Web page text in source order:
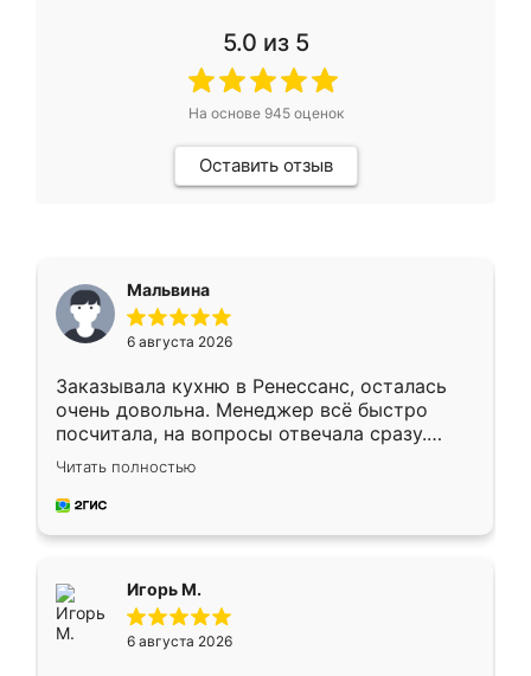
5.0 из 5
На основе 945оценок
Оставить отзыв
Мальвина
6 августа 2026
Заказывала кухню в Ренессанс, осталась
очень довольна. Менеджер всё быстро
посчитала, на вопросы отвечала сразу.
Замерщик приехал в субботу, подошёл к
делу со всей ответственностью. Собрали
за день, ребята работали аккуратно, даже
Читать полностью
Игорь М.
6 августа 2026